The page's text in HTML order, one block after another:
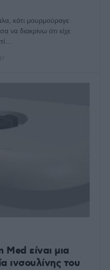
κάτι μουρμούραγε
να διακρίνω ότι είχε
είναι μια
ινσουλίνης του